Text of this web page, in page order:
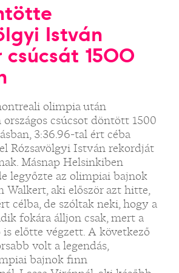
István
csúcsát 1500
olimpia után
csúcsot döntött 1500
3:36.96-tal ért céba
Rózsavölgyi István rekordját
Másnap Helsinkiben
legyőzte az olimpiai bajnok
Walkert, aki először azt hitte,
célba, de szóltak neki, hogy a
fokára álljon csak, mert a
előtte végzett. A következő
volt a legendás,
bajnok finn